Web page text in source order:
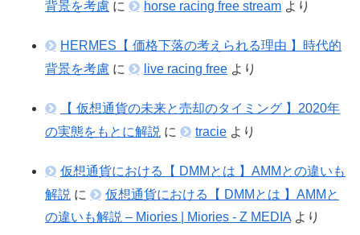
背景を考慮 に horse racing free stream より
HERMES【 価格下落の考えられる理由 】時代的
背景を考慮 に live racing free より
【 仮想通貨の未来と売却のタイミング 】2020年
の実態をもとに解説 に tracie より
仮想通貨における【 DMMとは 】AMMとの違いも
解説 に
仮想通貨における【 DMMとは 】AMMと
の違いも解説 – Miories | Miories - Z MEDIA より